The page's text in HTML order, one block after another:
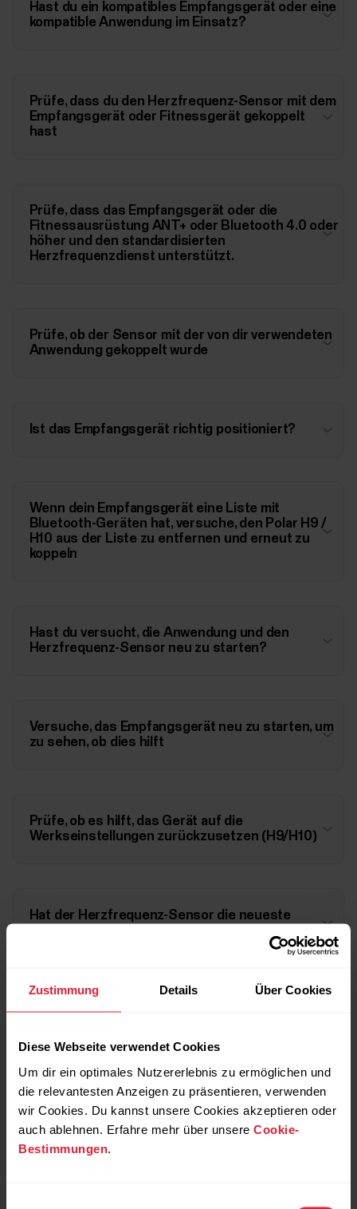
Zustimmung Details Über Cookies
Diese Webseite verwendet Cookies
Um dir ein optimales Nutzererlebnis zu ermöglichen und
die relevantesten Anzeigen zu präsentieren, verwenden
wir Cookies. Du kannst unsere Cookies akzeptieren oder
auch ablehnen. Erfahre mehr über unsere Cookie-
Bestimmungen
Hast du ein kompatibles Empfangsgerät oder eine
kompatible Anwendung im Einsatz?
Prüfe, dass du den Herzfrequenz-Sensor mit dem
Empfangsgerät oder Fitnessgerät gekoppelt
hast
Prüfe, dass das Empfangsgerät oder die
Fitnessausrüstung ANT+ oder Bluetooth 4.0 oder
höher und den standardisierten
Herzfrequenzdienst unterstützt.
Prüfe, ob der Sensor mit der von dir verwendeten
Anwendung gekoppelt wurde
Ist das Empfangsgerät richtig positioniert?
Wenn dein Empfangsgerät eine Liste mit
Bluetooth-Geräten hat, versuche, den Polar H9 /
H10 aus der Liste zu entfernen und erneut zu
koppeln
Hast du versucht, die Anwendung und den
Herzfrequenz-Sensor neu zu starten?
Versuche, das Empfangsgerät neu zu starten, um
zu sehen, ob dies hilft
Prüfe, ob es hilft, das Gerät auf die
Werkseinstellungen zurückzusetzen (H9/H10)
Hat der Herzfrequenz-Sensor die neueste
Ist möglicherweise die Batterie des Herzfrequenz-
Wenn möglich, versuche, ob der Herzfrequenz-
Sensor mit einer anderen kompatiblen Anwendung
oder einem anderen kompatiblen Gerät
funktioniert.